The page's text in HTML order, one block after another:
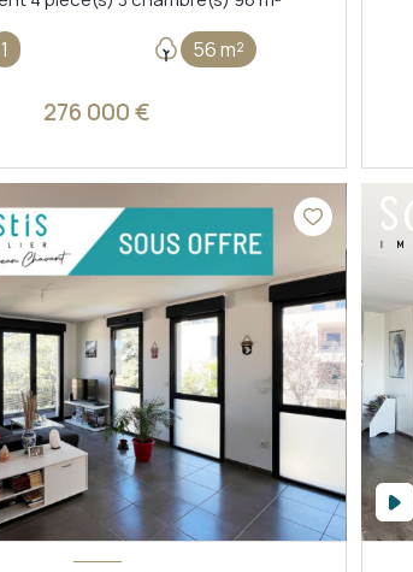
1 56 m²
276 000 €
VOIR LE BIEN